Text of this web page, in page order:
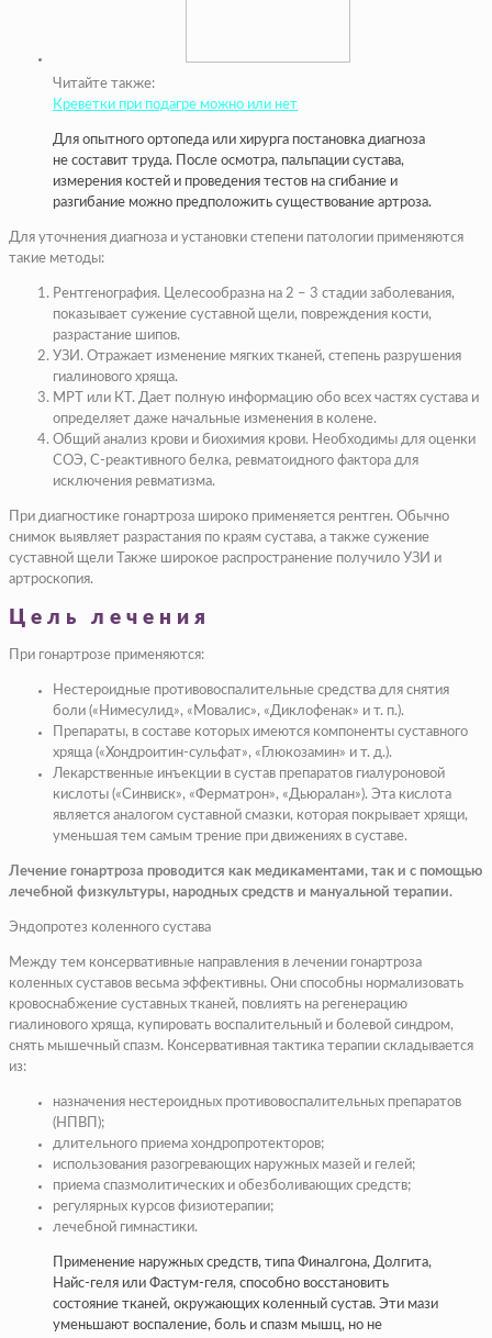
Читайте также:
Креветки при подагре можно или нет
Для опытного ортопеда или хирурга постановка диагноза
не составит труда. После осмотра, пальпации сустава,
измерения костей и проведения тестов на сгибание и
разгибание можно предположить существование артроза.
Для уточнения диагноза и установки степени патологии применяются
такие методы:
Рентгенография. Целесообразна на 2 – 3 стадии заболевания,
показывает сужение суставной щели, повреждения кости,
разрастание шипов.
УЗИ. Отражает изменение мягких тканей, степень разрушения
гиалинового хряща.
МРТ или КТ. Дает полную информацию обо всех частях сустава и
определяет даже начальные изменения в колене.
Общий анализ крови и биохимия крови. Необходимы для оценки
СОЭ, С-реактивного белка, ревматоидного фактора для
исключения ревматизма.
При диагностике гонартроза широко применяется рентген. Обычно
снимок выявляет разрастания по краям сустава, а также сужение
суставной щели Также широкое распространение получило УЗИ и
артроскопия.
Цель лечения
При гонартрозе применяются:
Нестероидные противовоспалительные средства для снятия
боли («Нимесулид», «Мовалис», «Диклофенак» и т. п.).
Препараты, в составе которых имеются компоненты суставного
хряща («Хондроитин-сульфат», «Глюкозамин» и т. д.).
Лекарственные инъекции в сустав препаратов гиалуроновой
кислоты («Синвиск», «Ферматрон», «Дьюралан»). Эта кислота
является аналогом суставной смазки, которая покрывает хрящи,
уменьшая тем самым трение при движениях в суставе.
Лечение гонартроза проводится как медикаментами, так и с помощью
лечебной физкультуры, народных средств и мануальной терапии.
Эндопротез коленного сустава
Между тем консервативные направления в лечении гонартроза
коленных суставов весьма эффективны. Они способны нормализовать
кровоснабжение суставных тканей, повлиять на регенерацию
гиалинового хряща, купировать воспалительный и болевой синдром,
снять мышечный спазм. Консервативная тактика терапии складывается
из:
назначения нестероидных противовоспалительных препаратов
(НПВП);
длительного приема хондропротекторов;
использования разогревающих наружных мазей и гелей;
приема спазмолитических и обезболивающих средств;
регулярных курсов физиотерапии;
лечебной гимнастики.
Применение наружных средств, типа Финалгона, Долгита,
Найс-геля или Фастум-геля, способно восстановить
состояние тканей, окружающих коленный сустав. Эти мази
уменьшают воспаление, боль и спазм мышц, но не